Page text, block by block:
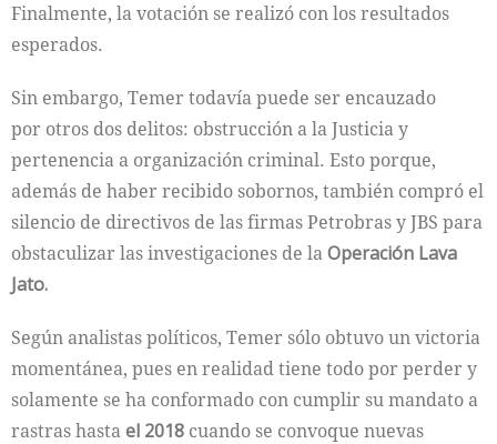
Finalmente, la votación se realizó con los resultados
esperados.
Sin embargo, Temer todavía puede ser encauzado
por otros dos delitos: obstrucción a la Justicia y
pertenencia a organización criminal. Esto porque,
además de haber recibido sobornos, también compró el
silencio de directivos de las firmas Petrobras y JBS para
obstaculizar las investigaciones de laOperación Lava
Jato.
Según analistas políticos, Temer sólo obtuvo un victoria
momentánea, pues en realidad tiene todo por perder y
solamente se ha conformado con cumplir su mandato a
rastras hastael 2018 cuando se convoque nuevas